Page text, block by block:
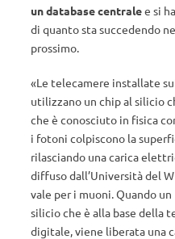
un database centralee si
di quanto sta succedendo
prossimo.
«Le telecamere installate
utilizzano un chip al silicio
che è conosciuto in fisica
i fotoni colpiscono la
rilasciando una carica
diffuso dall’Università del
vale per i muoni. Quando
silicio che è alla base della
digitale, viene liberata una